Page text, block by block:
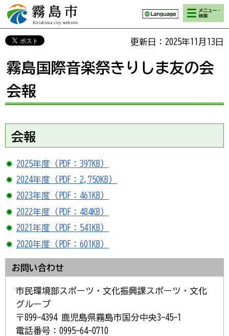
霧島市 Kirishima
city website
検索・メニ
ュー
更新日：2025年11月13日
霧島国際音楽祭きりしま友の会
会報
会報
2025年度（PDF：397KB）
2024年度（PDF：2,750KB）
2023年度（PDF：461KB）
2022年度（PDF：484KB）
2021年度（PDF：541KB）
2020年度（PDF：601KB）
お問い合わせ
市民環境部スポーツ・文化振興課スポーツ・文化
グループ
〒899-4394 鹿児島県霧島市国分中央3-45-1
電話番号：0995-64-0710